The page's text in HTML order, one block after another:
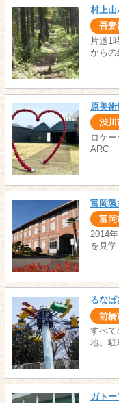
村上山
吾妻
片道1
からの
原美
渋川
ロケ
ARC
富岡製
富岡
2014
を見学
るなぱ
前橋
すべて
地。駐
ガト